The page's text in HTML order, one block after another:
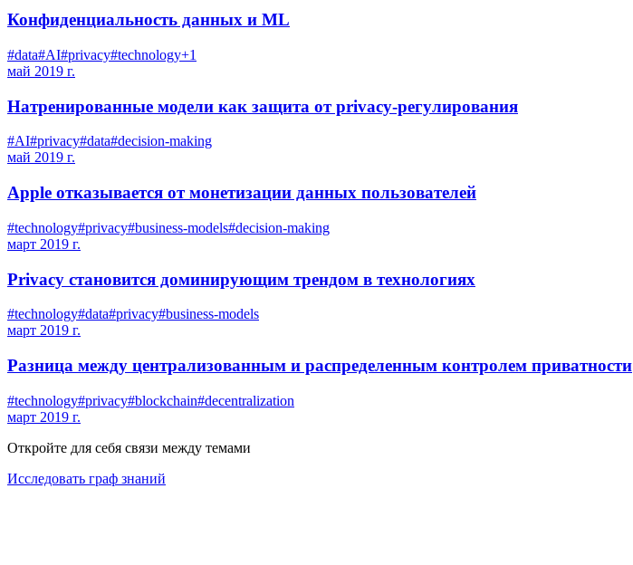
Конфиденциальность данных и ML
#data#AI#privacy#technology+1
май 2019 г.
Натренированные модели как защита от privacy-регулирования
#AI#privacy#data#decision-making
май 2019 г.
Apple отказывается от монетизации данных пользователей
#technology#privacy#business-models#decision-making
март 2019 г.
Privacy становится доминирующим трендом в технологиях
#technology#data#privacy#business-models
март 2019 г.
Разница между централизованным и распределенным контролем приватности
#technology#privacy#blockchain#decentralization
март 2019 г.
Откройте для себя связи между темами
Исследовать граф знаний